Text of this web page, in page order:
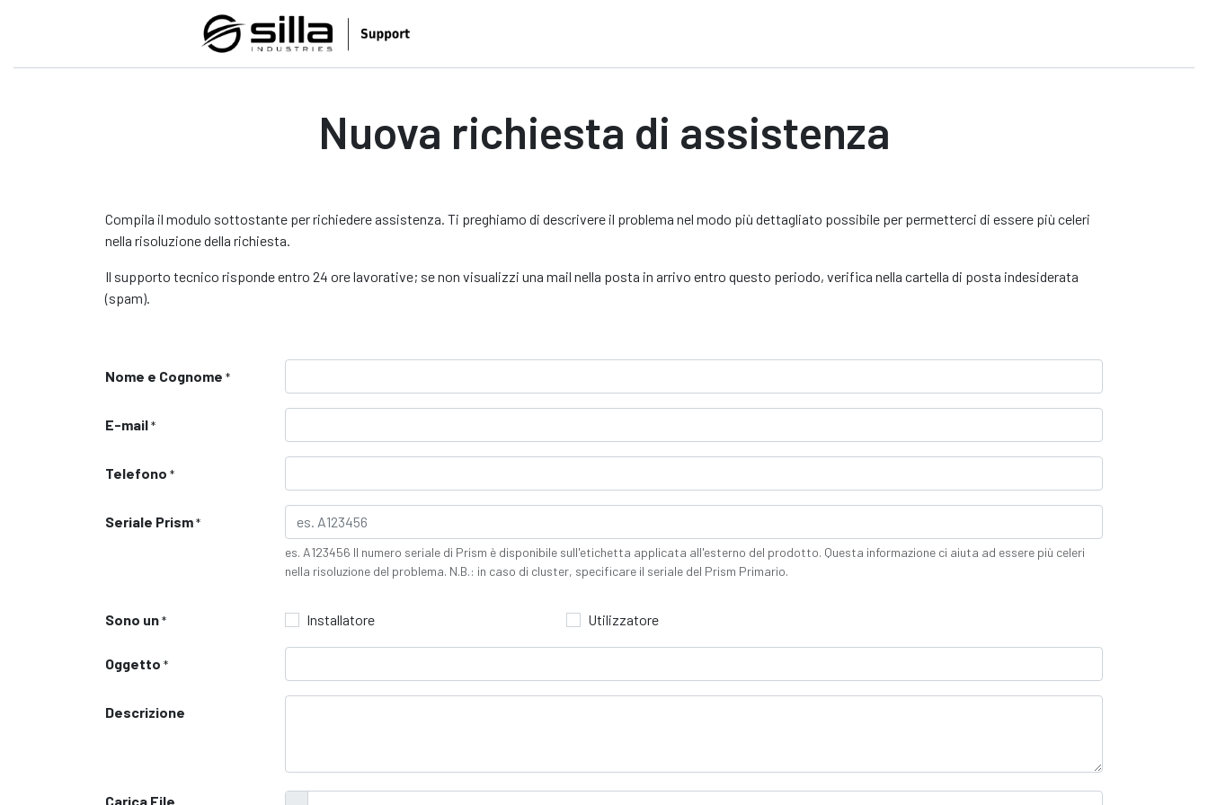
Nuova richiesta di assistenza
Compila il modulo sottostante per richiedere assistenza. Ti preghiamo di descrivere il problema nel modo più dettagliato possibile per permetterci di essere più celeri
nella risoluzione della richiesta.
Il supporto tecnico risponde entro 24 ore lavorative; se non visualizzi una mail nella posta in arrivo entro questo periodo, verifica nella cartella di posta indesiderata
(spam).
Nome e Cognome *
E-mail*
Telefono *
Seriale Prism*
es. A123456 Il numero seriale di Prism è disponibile sull'etichetta applicata all'esterno del prodotto. Questa informazione ci aiuta ad essere più celeri
nella risoluzione del problema. N.B.: in caso di cluster, specificare il seriale del Prism Primario.
Sono un* Installatore Utilizzatore
Oggetto *
Descrizione
Carica File